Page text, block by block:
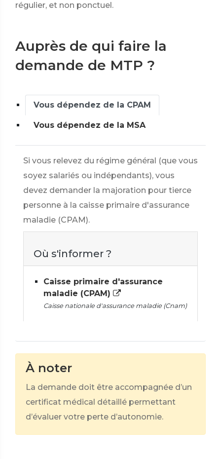
régulier, et non ponctuel.
Auprès de qui faire la
demande de MTP ?
Vous dépendez de la CPAM
Vous dépendez de la MSA
Si vous relevez du régime général (que vous
soyez salariés ou indépendants), vous
devez demander la majoration pour tierce
personne à la caisse primaire d'assurance
maladie (CPAM).
Où s'informer ?
Caisse primaire d'assurance
maladie (CPAM)
Caisse nationale d'assurance maladie (Cnam)
À noter
La demande doit être accompagnée d’un
certificat médical détaillé permettant
d’évaluer votre perte d’autonomie.